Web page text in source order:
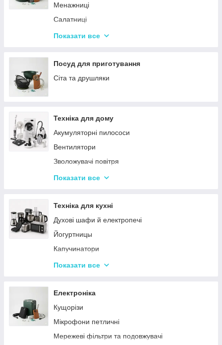
Менажниці
Салатниці
Сітки та кошики для фрі
Посуд для дітей
Сервізи
Бульйонниці
Тарілки
Показати все
Посуд для приготування
Сіта та друшляки
Техніка для дому
Акумуляторні пилососи
Вентилятори
Зволожувачі повітря
Пральні машинки
Набори для грумінгу
Машинки для видалення ковтунців
Праски
Отпариватели
Пилососи
Показати все
Техніка для кухні
Духові шафи й електропечі
Йогуртницы
Капучинатори
Інша дрібна техніка
Сендвічниці та бутербродниці
Соковичавниці
Мультиварки та скороварки
Міксери
Показати все
Електроніка
Кущорізи
Мікрофони петличні
Мережеві фільтри та подовжувачі